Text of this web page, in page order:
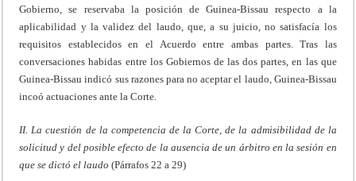
Gobierno, se reservaba la posición de Guinea-Bissau respecto a la
aplicabilidad y la validez del laudo, que, a su juicio, no satisfacía los
requisitos establecidos en el Acuerdo entre ambas partes. Tras las
conversaciones habidas entre los Gobiernos de las dos partes, en las que
Guinea-Bissau indicó sus razones para no aceptar el laudo, Guinea-Bissau
incoó actuaciones ante la Corte.
II. La cuestión de la competencia de la Corte, de la admisibilidad de la
solicitud y del posible efecto de la ausencia de un árbitro en la sesión en
que se dictó el laudo(Párrafos 22 a 29)